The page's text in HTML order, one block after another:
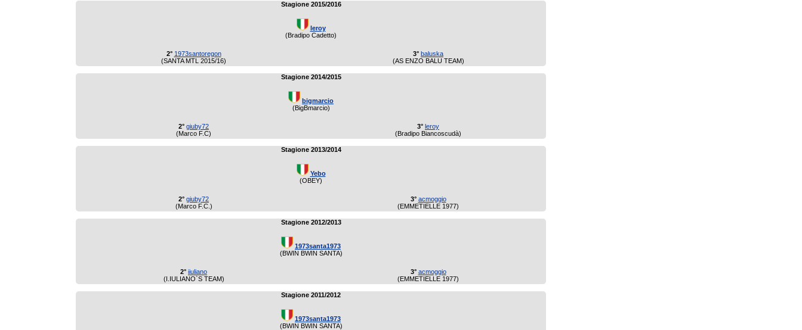
Stagione 2015/2016
leroy
(Bradipo Cadetto)
2° 1973santoregon
(SANTA MTL 2015/16)
3° baluska
(AS ENZO BALU TEAM)
Stagione 2014/2015
bigmarcio
(BigBmarcio)
2° giuby72
(Marco F.C)
3° leroy
(Bradipo Biancoscudà)
Stagione 2013/2014
Yebo
(OBEY)
2° giuby72
(Marco F.C.)
3° acmoggio
(EMMETIELLE 1977)
Stagione 2012/2013
1973santa1973
(BWIN BWIN SANTA)
2° iiuliano
(I.IULIANO`S TEAM)
3° acmoggio
(EMMETIELLE 1977)
Stagione 2011/2012
1973santa1973
(BWIN BWIN SANTA)